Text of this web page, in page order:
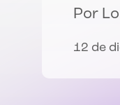
Por
12 de